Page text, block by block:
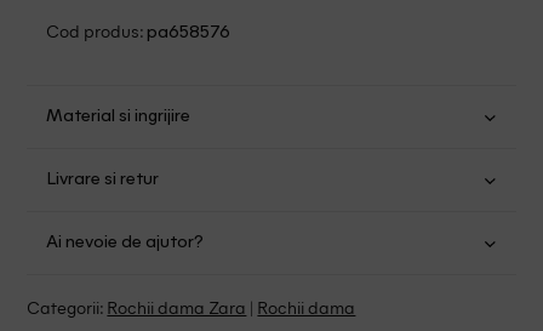
Cod produs: pa658576
Material si ingrijire
Nu folositi inalbitor
Nu uscati in uscator
Curatati delicat cu percloretilena
Livrare si retur
mare de 149.00 lei.
Ai nevoie de ajutor?
Categorii: Rochii dama Zara | Rochii dama